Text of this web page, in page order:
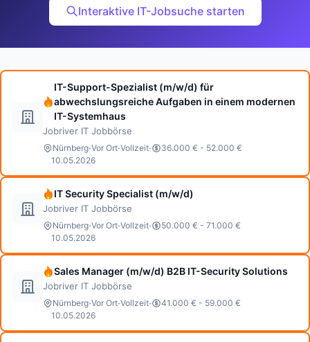
Interaktive IT-Jobsuche starten
IT-Support-Spezialist (m/w/d) für
abwechslungsreiche Aufgaben in einem modernen
IT-Systemhaus
Jobriver IT Jobbörse
Nürnberg·Vor Ort·Vollzeit·
36.000 € - 52.000 €
10.05.2026
IT Security Specialist (m/w/d)
Jobriver IT Jobbörse
Nürnberg·Vor Ort·Vollzeit·
50.000 € - 71.000 €
10.05.2026
Sales Manager (m/w/d) B2B IT-Security Solutions
Jobriver IT Jobbörse
Nürnberg·Vor Ort·Vollzeit·
41.000 € - 59.000 €
10.05.2026